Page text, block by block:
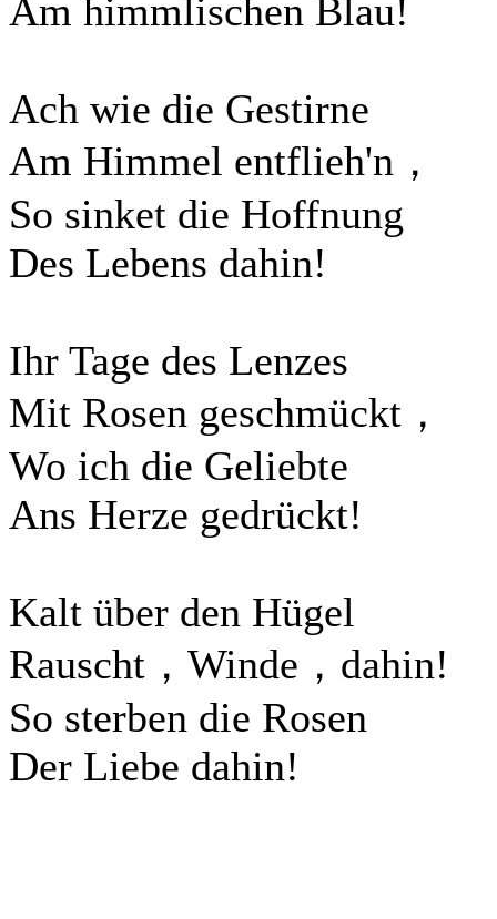
Am himmlischen Blau!
Ach wie die Gestirne
Am Himmel entflieh'n，
So sinket die Hoffnung
Des Lebens dahin!
Ihr Tage des Lenzes
Mit Rosen geschmückt，
Wo ich die Geliebte
Ans Herze gedrückt!
Kalt über den Hügel
Rauscht，Winde，dahin!
So sterben die Rosen
Der Liebe dahin!